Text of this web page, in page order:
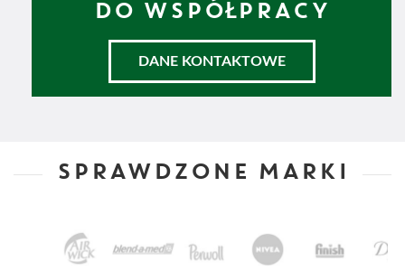
DO WSPÓŁPRACY
DANE KONTAKTOWE
SPRAWDZONE MARKI